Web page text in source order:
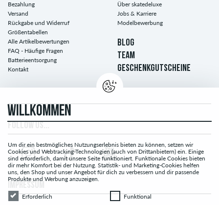
Bezahlung
Versand
Rückgabe und Widerruf
Größentabellen
Alle Artikelbewertungen
FAQ - Häufige Fragen
Batterieentsorgung
Kontakt
Über skatedeluxe
Jobs & Karriere
Modelbewerbung
BLOG
TEAM
GESCHENKGUTSCHEINE
WILLKOMMEN
Um dir ein bestmögliches Nutzungserlebnis bieten zu können, setzen wir
Cookies und Webtracking-Technologien (auch von Drittanbietern) ein. Einige
sind erforderlich, damit unsere Seite funktioniert. Funktionale Cookies bieten
dir mehr Komfort bei der Nutzung. Statistik- und Marketing-Cookies helfen
uns, den Shop und unser Angebot für dich zu verbessern und dir passende
Produkte und Werbung anzuzeigen.
Erforderlich
Erforderlich FunktionalFunktional